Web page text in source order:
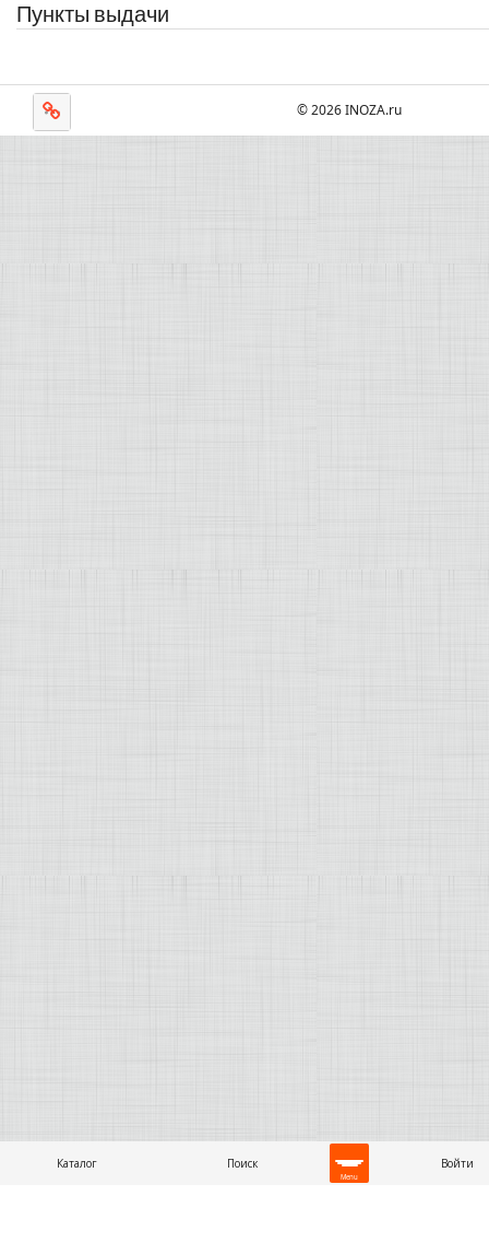
Пункты выдачи
© 2026 INOZA.ru